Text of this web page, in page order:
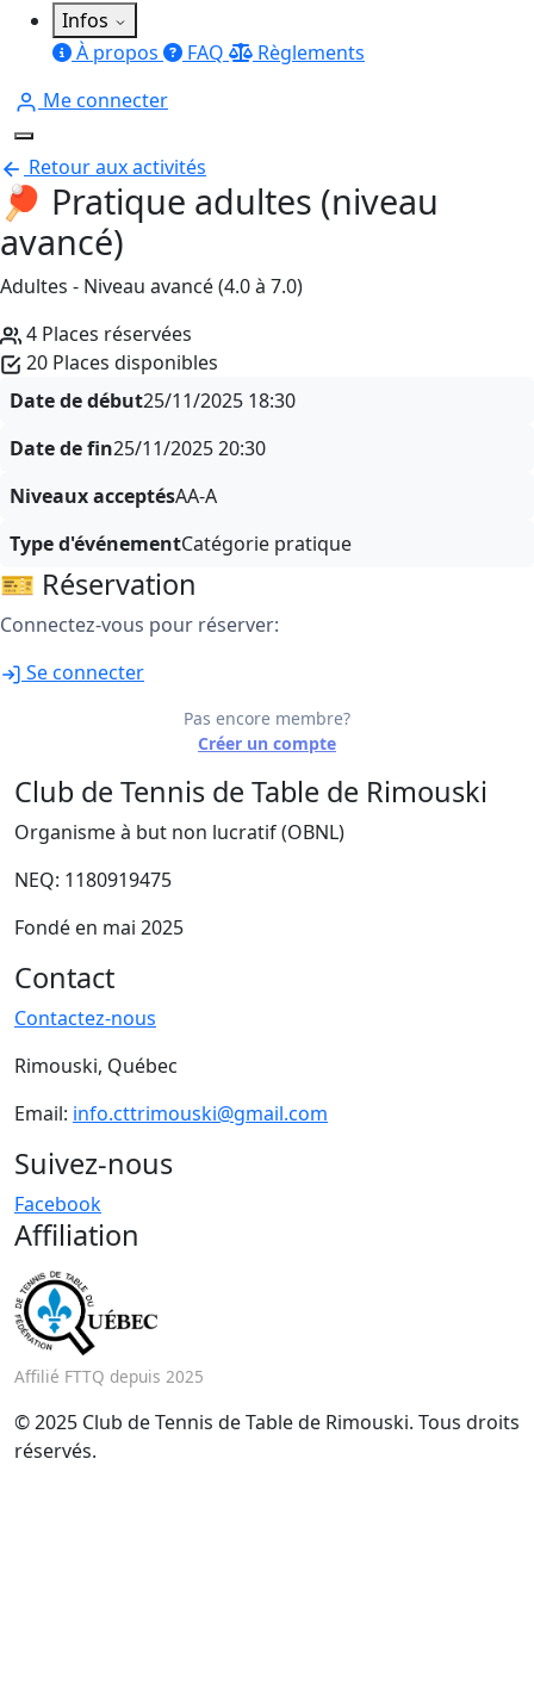
Infos
À propos
FAQ
Règlements
Me connecter
Retour aux activités
🏓 Pratique adultes (niveau
avancé)
Adultes - Niveau avancé (4.0 à 7.0)
4 Places réservées
20 Places disponibles
Date de début25/11/2025 18:30
Date de fin25/11/202520:30
Niveaux acceptésAA-A
Type d'événementCatégorie pratique
🎫 Réservation
Connectez-vous pour réserver:
Se connecter
Pas encore membre?
Créer un compte
Club de Tennis de Table de Rimouski
Organisme à but non lucratif (OBNL)
NEQ: 1180919475
Fondé en mai 2025
Contact
Contactez-nous
Rimouski, Québec
Email: info.cttrimouski@gmail.com
Suivez-nous
Facebook
Affiliation
Affilié FTTQ depuis 2025
© 2025 Club de Tennis de Table de Rimouski. Tous droits
réservés.